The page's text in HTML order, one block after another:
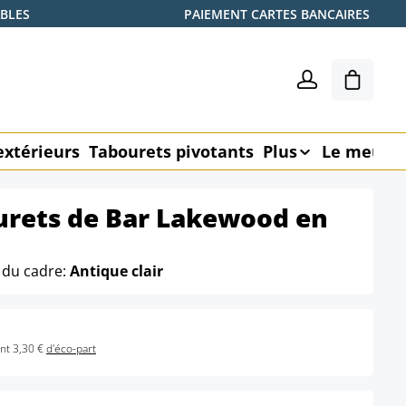
PAIEMENT CARTES BANCAIRES
Le
Tabourets pivotants Plus Le
de Bar Lakewood en
cadre: Antique clair
3,30 €d'éco-part